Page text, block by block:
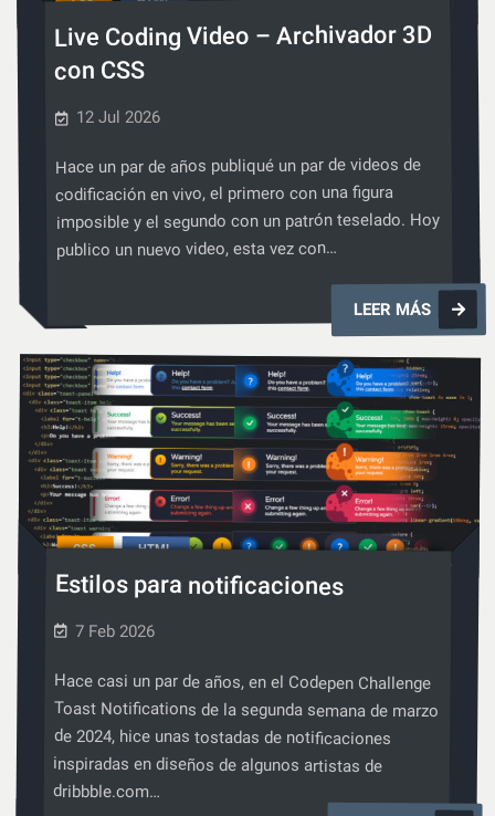
Live Coding Video – Archivador 3D
con CSS
12 Jul 2026
Hace un par de años publiqué un par de videos de
codificación en vivo, el primero con una figura
imposible y el segundo con un patrón teselado. Hoy
publico un nuevo video, esta vez con…
LEER MÁSLive
Coding
Video
–
CSS
CSS HTML
Estilos para notificaciones
7 Feb 2026
Hace casi un par de años, en el Codepen Challenge
Toast Notifications de la segunda semana de marzo
de 2024, hice unas tostadas de notificaciones
inspiradas en diseños de algunos artistas de
dribbble.com…